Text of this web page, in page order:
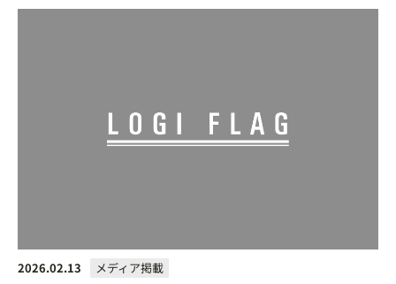
2026.02.13 メディア掲載